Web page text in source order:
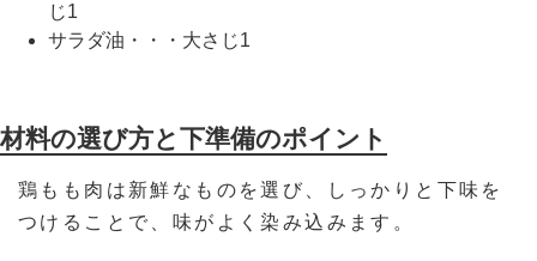
じ1
サラダ油・・・大さじ1
材料の選び方と下準備のポイント
鶏もも肉は新鮮なものを選び、しっかりと下味を
つけることで、味がよく染み込みます。